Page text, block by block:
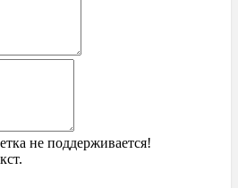
не поддерживается!